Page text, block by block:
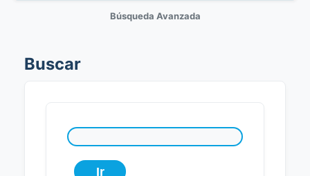
Búsqueda Avanzada
Buscar